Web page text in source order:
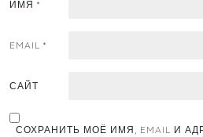
ИМЯ *
EMAIL *
САЙТ
СОХРАНИТЬ МОЁ ИМЯ, EMAIL И